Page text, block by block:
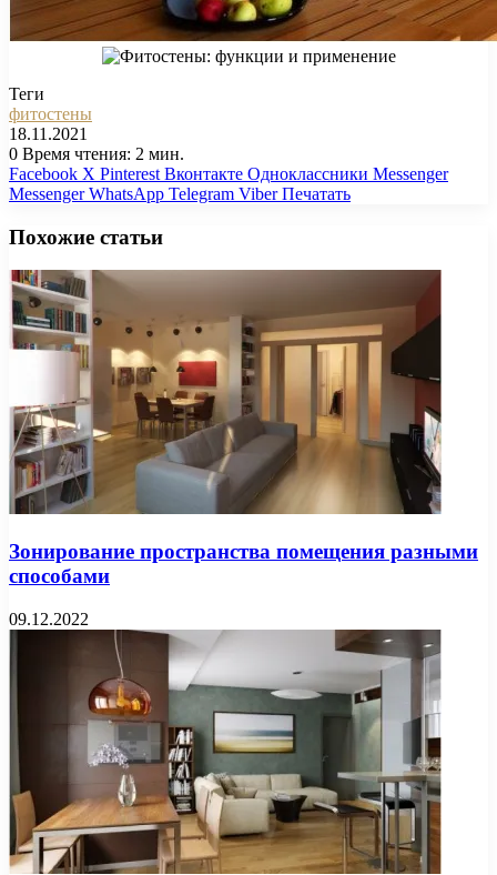
Теги
фитостены
18.11.2021
0 Время чтения: 2 мин.
Facebook X Pinterest Вконтакте Одноклассники Messenger
Messenger WhatsApp Telegram Viber Печатать
Похожие статьи
Зонирование пространства помещения разными
способами
09.12.2022